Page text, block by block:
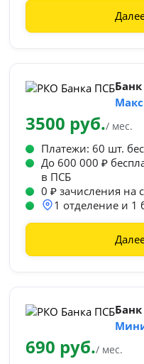
3500 руб./ мес.
Платежи: 60 шт.
До 600 000 ₽
в ПСБ
0 ₽ зачисления на
1 отделение и
690 руб./ мес.